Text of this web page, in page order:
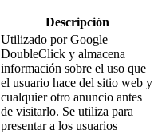
Descripción
Utilizado por Google
DoubleClick y almacena
información sobre el uso que
el usuario hace del sitio web y
cualquier otro anuncio antes
de visitarlo. Se utiliza para
presentar a los usuarios